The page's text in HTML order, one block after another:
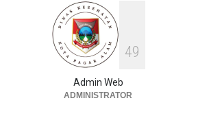
Dinkes Pagar
49
Admin Web
ADMINISTRATOR